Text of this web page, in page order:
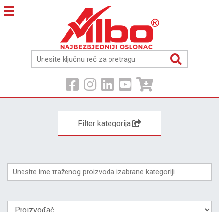
Filter kategorija